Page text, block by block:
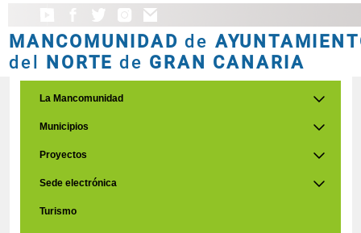
MANCOMUNIDAD de
del NORTE de GRAN CANARIA
La Mancomunidad
Municipios
Proyectos
Sede electrónica
Turismo